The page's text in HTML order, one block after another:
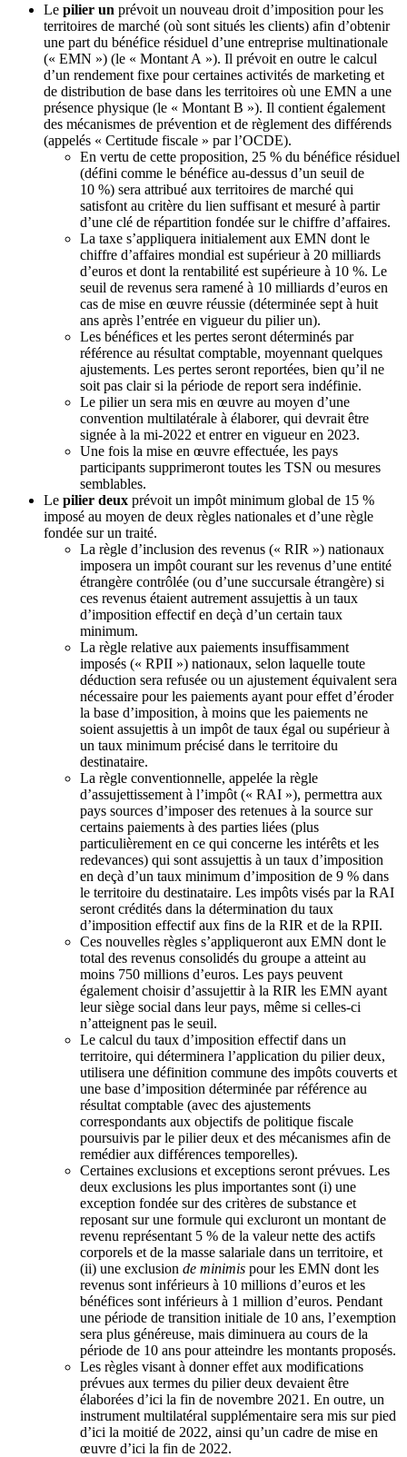
Le pilier un prévoit un nouveau droit d’imposition pour les
territoires de marché (où sont situés les clients) afin d’obtenir
une part du bénéfice résiduel d’une entreprise multinationale
(« EMN ») (le « Montant A »). Il prévoit en outre le calcul
d’un rendement fixe pour certaines activités de marketing et
de distribution de base dans les territoires où une EMN a une
présence physique (le « Montant B »). Il contient également
des mécanismes de prévention et de règlement des différends
(appelés « Certitude fiscale » par l’OCDE).
En vertu de cette proposition, 25 % du bénéfice résiduel
(défini comme le bénéfice au-dessus d’un seuil de
10 %) sera attribué aux territoires de marché qui
satisfont au critère du lien suffisant et mesuré à partir
d’une clé de répartition fondée sur le chiffre d’affaires.
La taxe s’appliquera initialement aux EMN dont le
chiffre d’affaires mondial est supérieur à 20 milliards
d’euros et dont la rentabilité est supérieure à 10 %. Le
seuil de revenus sera ramené à 10 milliards d’euros en
cas de mise en œuvre réussie (déterminée sept à huit
ans après l’entrée en vigueur du pilier un).
Les bénéfices et les pertes seront déterminés par
référence au résultat comptable, moyennant quelques
ajustements. Les pertes seront reportées, bien qu’il ne
soit pas clair si la période de report sera indéfinie.
Le pilier un sera mis en œuvre au moyen d’une
convention multilatérale à élaborer, qui devrait être
signée à la mi-2022 et entrer en vigueur en 2023.
Une fois la mise en œuvre effectuée, les pays
participants supprimeront toutes les TSN ou mesures
semblables.
Le pilier deux prévoit un impôt minimum global de 15 %
imposé au moyen de deux règles nationales et d’une règle
fondée sur un traité.
La règle d’inclusion des revenus (« RIR ») nationaux
imposera un impôt courant sur les revenus d’une entité
étrangère contrôlée (ou d’une succursale étrangère) si
ces revenus étaient autrement assujettis à un taux
d’imposition effectif en deçà d’un certain taux
minimum.
La règle relative aux paiements insuffisamment
imposés (« RPII ») nationaux, selon laquelle toute
déduction sera refusée ou un ajustement équivalent sera
nécessaire pour les paiements ayant pour effet d’éroder
la base d’imposition, à moins que les paiements ne
soient assujettis à un impôt de taux égal ou supérieur à
un taux minimum précisé dans le territoire du
destinataire.
La règle conventionnelle, appelée la règle
d’assujettissement à l’impôt (« RAI »), permettra aux
pays sources d’imposer des retenues à la source sur
certains paiements à des parties liées (plus
particulièrement en ce qui concerne les intérêts et les
redevances) qui sont assujettis à un taux d’imposition
en deçà d’un taux minimum d’imposition de 9 % dans
le territoire du destinataire. Les impôts visés par la RAI
seront crédités dans la détermination du taux
d’imposition effectif aux fins de la RIR et de la RPII.
Ces nouvelles règles s’appliqueront aux EMN dont le
total des revenus consolidés du groupe a atteint au
moins 750 millions d’euros. Les pays peuvent
également choisir d’assujettir à la RIR les EMN ayant
leur siège social dans leur pays, même si celles-ci
n’atteignent pas le seuil.
Le calcul du taux d’imposition effectif dans un
territoire, qui déterminera l’application du pilier deux,
utilisera une définition commune des impôts couverts et
une base d’imposition déterminée par référence au
résultat comptable (avec des ajustements
correspondants aux objectifs de politique fiscale
poursuivis par le pilier deux et des mécanismes afin de
remédier aux différences temporelles).
Certaines exclusions et exceptions seront prévues. Les
deux exclusions les plus importantes sont (i) une
exception fondée sur des critères de substance et
reposant sur une formule qui excluront un montant de
revenu représentant 5 % de la valeur nette des actifs
corporels et de la masse salariale dans un territoire, et
(ii) une exclusion de minimis pour les EMN dont les
revenus sont inférieurs à 10 millions d’euros et les
bénéfices sont inférieurs à 1 million d’euros. Pendant
une période de transition initiale de 10 ans, l’exemption
sera plus généreuse, mais diminuera au cours de la
période de 10 ans pour atteindre les montants proposés.
Les règles visant à donner effet aux modifications
prévues aux termes du pilier deux devaient être
élaborées d’ici la fin de novembre 2021. En outre, un
instrument multilatéral supplémentaire sera mis sur pied
d’ici la moitié de 2022, ainsi qu’un cadre de mise en
œuvre d’ici la fin de 2022.